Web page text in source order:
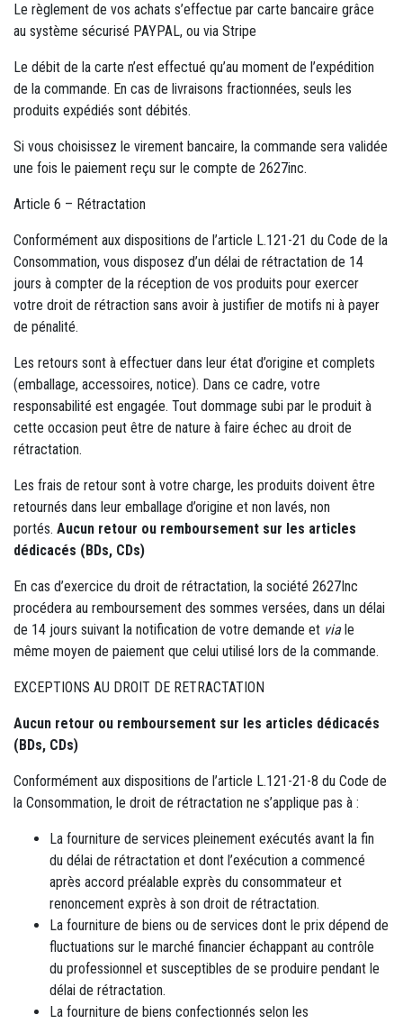
Le règlement de vos achats s’effectue par carte bancaire grâce
au système sécurisé PAYPAL, ou via Stripe
Le débit de la carte n’est effectué qu’au moment de l’expédition
de la commande. En cas de livraisons fractionnées, seuls les
produits expédiés sont débités.
Si vous choisissez le virement bancaire, la commande sera validée
une fois le paiement reçu sur le compte de 2627inc.
Article 6 – Rétractation
Conformément aux dispositions de l’article L.121-21 du Code de la
Consommation, vous disposez d’un délai de rétractation de 14
jours à compter de la réception de vos produits pour exercer
votre droit de rétraction sans avoir à justifier de motifs ni à payer
de pénalité.
Les retours sont à effectuer dans leur état d’origine et complets
(emballage, accessoires, notice). Dans ce cadre, votre
responsabilité est engagée. Tout dommage subi par le produit à
cette occasion peut être de nature à faire échec au droit de
rétractation.
Les frais de retour sont à votre charge, les produits doivent être
retournés dans leur emballage d’origine et non lavés, non
portés. Aucun retour ou remboursement sur les articles
dédicacés (BDs, CDs)
En cas d’exercice du droit de rétractation, la société 2627Inc
procédera au remboursement des sommes versées, dans un délai
de 14 jours suivant la notification de votre demande et viale
même moyen de paiement que celui utilisé lors de la commande.
EXCEPTIONS AU DROIT DE RETRACTATION
Aucun retour ou remboursement sur les articles dédicacés
(BDs, CDs)
Conformément aux dispositions de l’article L.121-21-8 du Code de
la Consommation, le droit de rétractation ne s’applique pas à :
La fourniture de services pleinement exécutés avant la fin
du délai de rétractation et dont l’exécution a commencé
après accord préalable exprès du consommateur et
renoncement exprès à son droit de rétractation.
La fourniture de biens ou de services dont le prix dépend de
fluctuations sur le marché financier échappant au contrôle
du professionnel et susceptibles de se produire pendant le
délai de rétractation.
La fourniture de biens confectionnés selon les